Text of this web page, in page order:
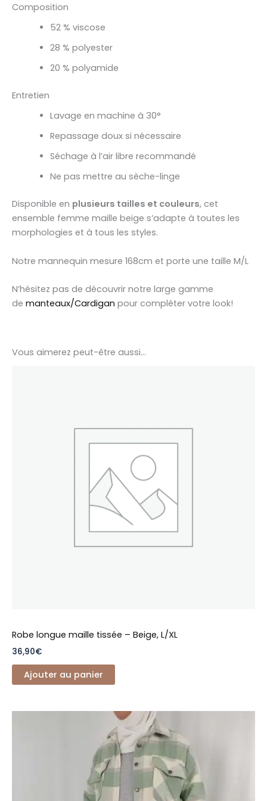
Composition
52 % viscose
28 % polyester
20 % polyamide
Entretien
Lavage en machine à 30°
Repassage doux si nécessaire
Séchage à l’air libre recommandé
Ne pas mettre au sèche-linge
Disponible en plusieurs tailles et couleurs, cet
ensemble femme maille beige s’adapte à toutes les
morphologies et à tous les styles.
Notre mannequin mesure 168cm et porte une taille M/L
N’hésitez pas de découvrir notre large gamme
de manteaux/Cardigan pour compléter votre look!
Vous aimerez peut-être aussi…
Robe longue maille tissée – Beige, L/XL
36,90€
Ajouter au panier
produit
a
plusieurs
variations.
Les